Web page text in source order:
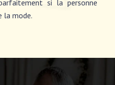
si la personne
la mode.